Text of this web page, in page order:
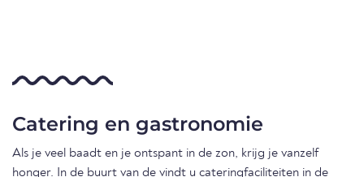
Catering en gastronomie
Als je veel baadt en je ontspant in de zon, krijg je vanzelf
honger. In de buurt van de vindt u cateringfaciliteiten in de